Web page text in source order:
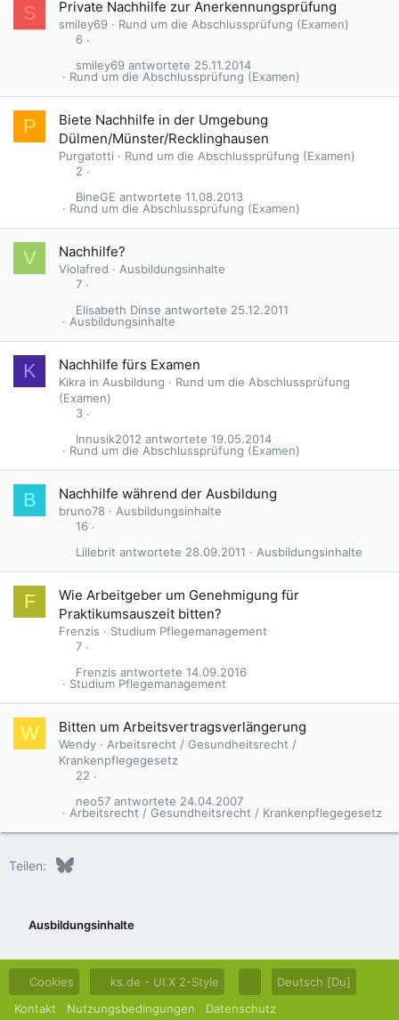
S Private Nachhilfe zur Anerkennungsprüfung
smiley69
Rund um die Abschlussprüfung (Examen)
6
Rund um die Abschlussprüfung (Examen)
25.11.2014
smiley69
P
Biete Nachhilfe in der Umgebung
Dülmen/Münster/Recklinghausen
Purgatotti
Rund um die Abschlussprüfung (Examen)
2
Rund um die Abschlussprüfung (Examen)
11.08.2013
BineGE
V Nachhilfe?
Violafred
Ausbildungsinhalte
7
Ausbildungsinhalte
25.12.2011
Elisabeth Dinse
K Nachhilfe fürs Examen
Kikra in Ausbildung
Rund um die Abschlussprüfung
(Examen)
3
Rund um die Abschlussprüfung (Examen)
19.05.2014
Innusik2012
B Nachhilfe während der Ausbildung
bruno78
Ausbildungsinhalte
16
Ausbildungsinhalte
28.09.2011
Lillebrit
F
Wie Arbeitgeber um Genehmigung für
Praktikumsauszeit bitten?
Frenzis
Studium Pflegemanagement
7
Studium Pflegemanagement
14.09.2016
Frenzis
W Bitten um Arbeitsvertragsverlängerung
Wendy
Arbeitsrecht / Gesundheitsrecht /
Krankenpflegegesetz
22
Arbeitsrecht / Gesundheitsrecht / Krankenpflegegesetz
24.04.2007
neo57
Teilen: Bluesky
Ausbildungsinhalte
Cookies ks.de - UI.X 2-Style
Deutsch [Du]
Kontakt
Nutzungsbedingungen Datenschutz